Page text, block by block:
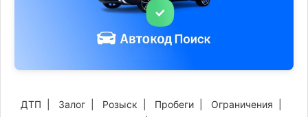
ДТП Залог Розыск Пробеги Ограничения